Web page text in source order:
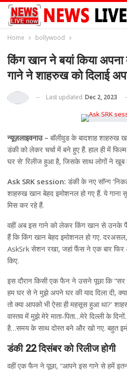
Home bollywood
किंग खान ने बयां किया अपना
गाने ने शाहरुख को दिलाई
Last updated Dec 2, 2023
न्यूज़लाइवनाउ –बॉलीवुड के बादशाह शाहरुख
डंकी को लेकर चर्चा में बने हुए हैं. हाल ही में
घर से’ रिलीज हुआ है, जिसके साथ लोगों ने खूब
Ask SRK session: डंकी के नए सॉन्ग
शाहरुख खान बेहद इमोशनल हो गए हैं. ये गाना
मिस कर रहे हैं.
वहीं अब इस गाने को लेकर किंग खान से
हैं कि किंग खान बेहद इमोशनल हो गए.
AskSrk सेशन रखा, जहां फैंस ने एक बार फिर
किए.
इस दौरान किसी एक फैन ने उसने पूछा कि
हम घर से ने मुझे अपने घर की याद दिला दी,
तो क्या आपको भी ऐसा ही महसूस हुआ था?’
वास्तव में मुझे मेरे माता-पिता…मेरे दिल्ली के
है…समय के साथ दोस्त बने और खो गए. बहुत
डंकी 22 दिसंबर को रिलीज होगी
वहीं एक फैन ने पूछा, “आपने इस गाने से हमें